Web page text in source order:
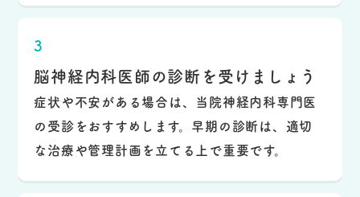
3
脳神経内科医師の診断を受けましょう
症状や不安がある場合は、当院神経内科専門医
の受診をおすすめします。早期の診断は、適切
な治療や管理計画を立てる上で重要です。